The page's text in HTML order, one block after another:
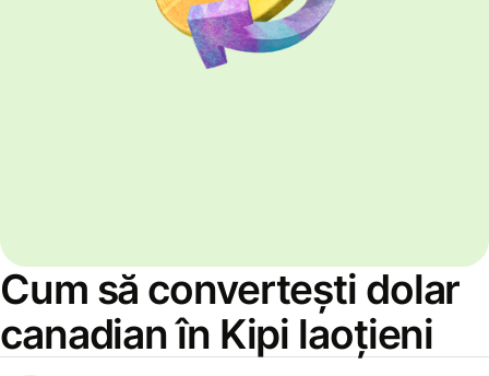
Cum să convertești dolar
canadian în Kipi laoțieni